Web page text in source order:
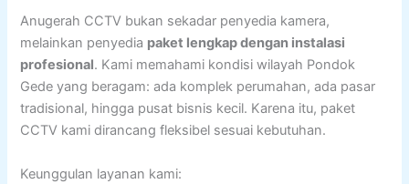
Anugerah CCTV bukan sekadar penyedia kamera,
melainkan penyedia paket lengkap dengan instalasi
profesional. Kami memahami kondisi wilayah Pondok
Gede yang beragam: ada komplek perumahan, ada pasar
tradisional, hingga pusat bisnis kecil. Karena itu, paket
CCTV kami dirancang fleksibel sesuai kebutuhan.
Keunggulan layanan kami: